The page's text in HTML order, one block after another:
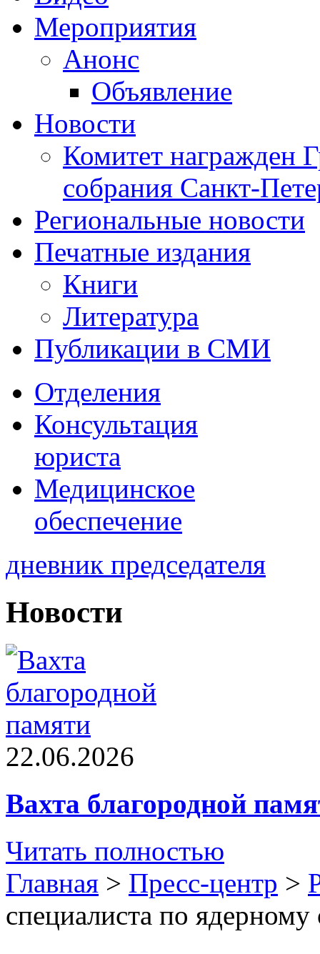
Мероприятия
Анонс
Объявление
Новости
Комитет награжден
собрания Санкт-
Региональные новости
Печатные издания
Книги
Литература
Публикации в СМИ
Отделения
Консультация
юриста
Медицинское
обеспечение
дневник председателя
Новости
22.06.2026
Вахта благородной
Читать полностью
Главная > Пресс-центр >
специалиста по